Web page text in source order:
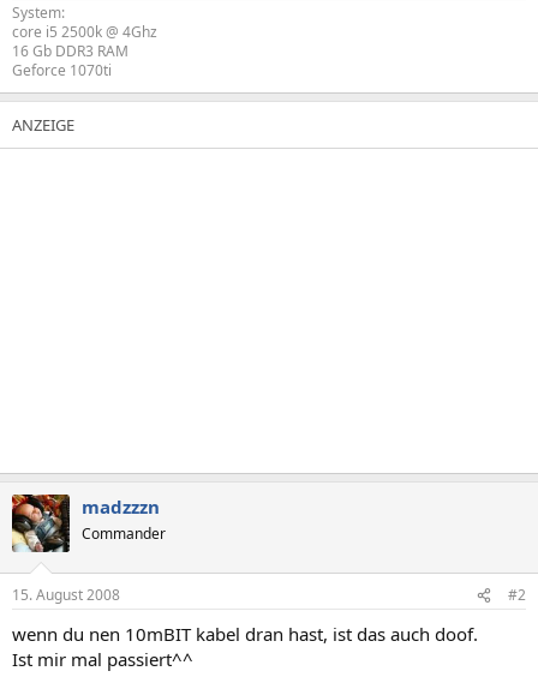
System:
core i5 2500k @ 4Ghz
16 Gb DDR3 RAM
Geforce 1070ti
madzzzn
Commander
15. August 2008 #2
wenn du nen 10mBIT kabel dran hast, ist das auch doof.
Ist mir mal passiert^^